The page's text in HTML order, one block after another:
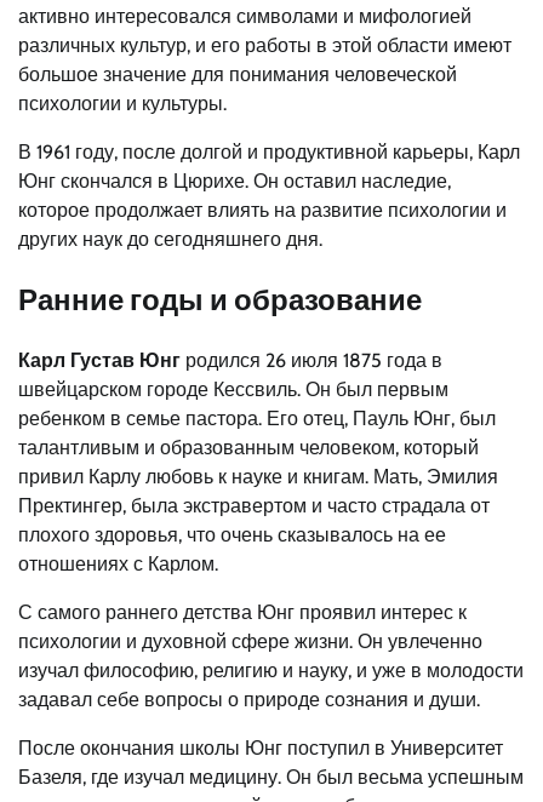
активно интересовался символами и мифологией
различных культур, и его работы в этой области имеют
большое значение для понимания человеческой
психологии и культуры.
В 1961 году, после долгой и продуктивной карьеры, Карл
Юнг скончался в Цюрихе. Он оставил наследие,
которое продолжает влиять на развитие психологии и
других наук до сегодняшнего дня.
Ранние годы и образование
Карл Густав Юнг родился 26 июля 1875 года в
швейцарском городе Кессвиль. Он был первым
ребенком в семье пастора. Его отец, Пауль Юнг, был
талантливым и образованным человеком, который
привил Карлу любовь к науке и книгам. Мать, Эмилия
Пректингер, была экстравертом и часто страдала от
плохого здоровья, что очень сказывалось на ее
отношениях с Карлом.
С самого раннего детства Юнг проявил интерес к
психологии и духовной сфере жизни. Он увлеченно
изучал философию, религию и науку, и уже в молодости
задавал себе вопросы о природе сознания и души.
После окончания школы Юнг поступил в Университет
Базеля, где изучал медицину. Он был весьма успешным